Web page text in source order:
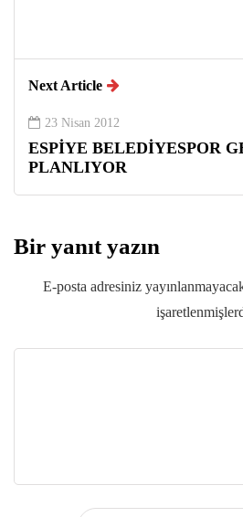
Next Article
23 Nisan 2012
ESPİYE BELEDİYESPOR
PLANLIYOR
Bir yanıt yazın
E-posta adresiniz